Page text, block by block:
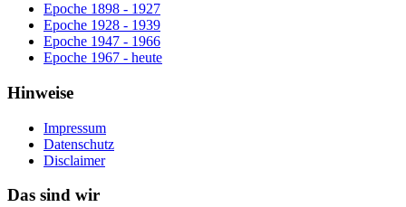
Epoche 1898 - 1927
Epoche 1928 - 1939
Epoche 1947 - 1966
Epoche 1967 - heute
Hinweise
Impressum
Datenschutz
Disclaimer
Das sind wir